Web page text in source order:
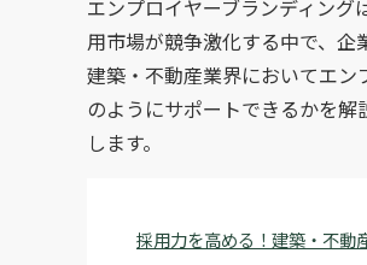
エンプロイヤーブランディン
用市場が競争激化する中で、企
建築・不動産業界においてエ
のようにサポートできるかを
します。
採用力を高める！建築・不動